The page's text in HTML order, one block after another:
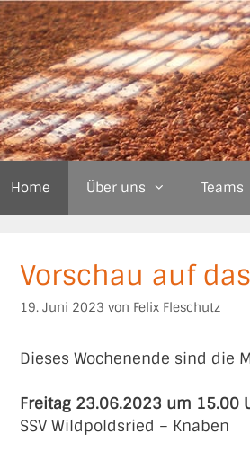
Home Über uns Teams
Vorschau auf
19. Juni 2023 von Felix Fleschutz
Dieses Wochenende sind die
Freitag 23.06.2023 um 15.00
SSV Wildpoldsried – Knaben